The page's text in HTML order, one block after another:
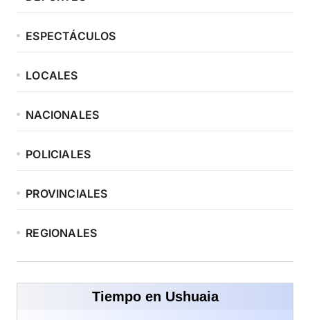
ESPECTÁCULOS
LOCALES
NACIONALES
POLICIALES
PROVINCIALES
REGIONALES
Tiempo en Ushuaia